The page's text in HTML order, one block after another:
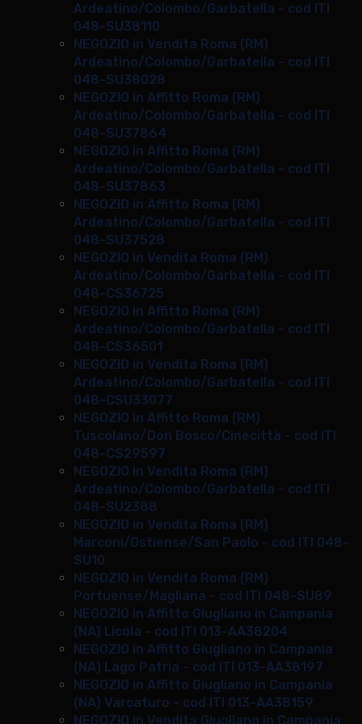
Ardeatino/Colombo/Garbatella - cod ITI
048-SU38110
NEGOZIO in Vendita Roma (RM)
Ardeatino/Colombo/Garbatella - cod ITI
048-SU38028
NEGOZIO in Affitto Roma (RM)
Ardeatino/Colombo/Garbatella - cod ITI
048-SU37864
NEGOZIO in Affitto Roma (RM)
Ardeatino/Colombo/Garbatella - cod ITI
048-SU37863
NEGOZIO in Affitto Roma (RM)
Ardeatino/Colombo/Garbatella - cod ITI
048-SU37528
NEGOZIO in Vendita Roma (RM)
Ardeatino/Colombo/Garbatella - cod ITI
048-CS36725
NEGOZIO in Affitto Roma (RM)
Ardeatino/Colombo/Garbatella - cod ITI
048-CS36501
NEGOZIO in Vendita Roma (RM)
Ardeatino/Colombo/Garbatella - cod ITI
048-CSU33077
NEGOZIO in Affitto Roma (RM)
Tuscolano/Don Bosco/Cinecittà - cod ITI
048-CS29597
NEGOZIO in Vendita Roma (RM)
Ardeatino/Colombo/Garbatella - cod ITI
048-SU2388
NEGOZIO in Vendita Roma (RM)
Marconi/Ostiense/San Paolo - cod ITI 048-
SU10
NEGOZIO in Vendita Roma (RM)
Portuense/Magliana - cod ITI 048-SU89
NEGOZIO in Affitto Giugliano in Campania
(NA) Licola - cod ITI 013-AA38204
NEGOZIO in Affitto Giugliano in Campania
(NA) Lago Patria - cod ITI 013-AA38197
NEGOZIO in Affitto Giugliano in Campania
(NA) Varcaturo - cod ITI 013-AA38159
NEGOZIO in Vendita Giugliano in Campania